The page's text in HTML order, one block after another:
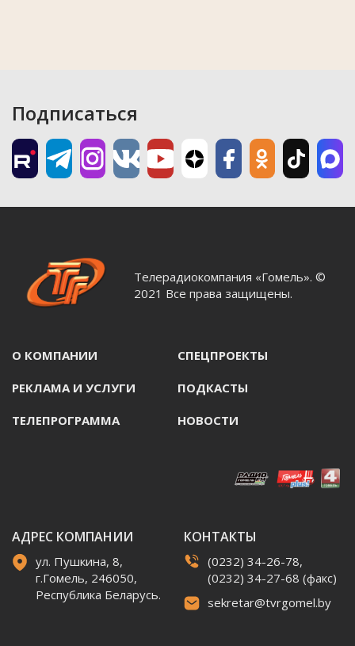
Подписаться
Телерадиокомпания «Гомель». ©
2021 Все права защищены.
О КОМПАНИИ СПЕЦПРОЕКТЫ
РЕКЛАМА И УСЛУГИ ПОДКАСТЫ
ТЕЛЕПРОГРАММА НОВОСТИ
АДРЕС КОМПАНИИ
ул. Пушкина, 8,
г.Гомель, 246050,
Республика Беларусь.
КОНТАКТЫ
(0232) 34-26-78,
(0232) 34-27-68 (факс)
sekretar@tvrgomel.by